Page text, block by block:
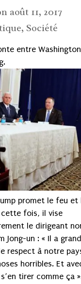
août 11, 2017
, Société
entre
promet le feu et
fois, il vise
le dirigeant
Jong-un : « Il a
respect à notre
horribles. Et
tirer comme ça